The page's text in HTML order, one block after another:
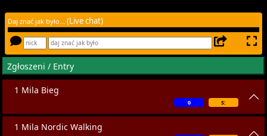
Daj znać jak było... (Live chat)
Zgłoszeni / Entry
1 Mila Bieg
S:
0
1 Mila Nordic Walking